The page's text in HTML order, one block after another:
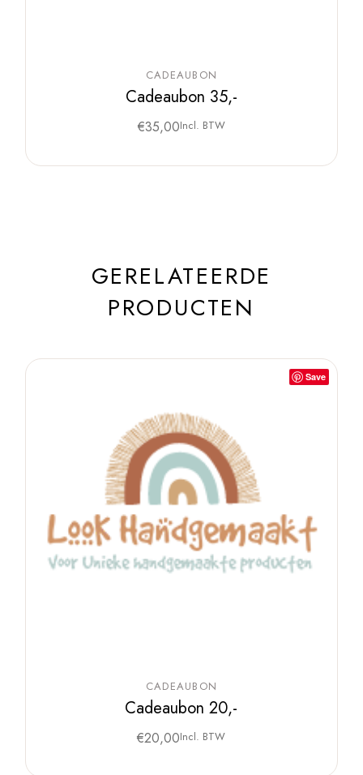
CADEAUBON
Cadeaubon 35,-
€35,00Incl. BTW
GERELATEERDE
PRODUCTEN
Save
CADEAUBON
Cadeaubon 20,-
€20,00Incl. BTW